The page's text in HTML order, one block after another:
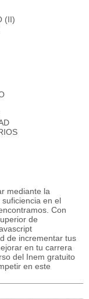
(II)
mediante la
en el
Con
de
de incrementar tus
en tu carrera
del Inem gratuito
en este